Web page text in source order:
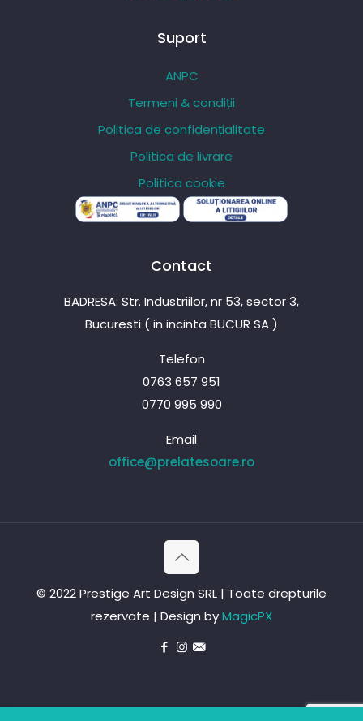
Suport
ANPC
Termeni & condiții
Politica de confidențialitate
Politica de livrare
Politica cookie
Contact
BADRESA: Str. Industriilor, nr 53, sector 3,
Bucuresti ( in incinta BUCUR SA )
Telefon
0763 657 951
0770 995 990
Email
office@prelatesoare.ro
© 2022 Prestige Art Design SRL | Toate drepturile
rezervate | Design byMagicPX